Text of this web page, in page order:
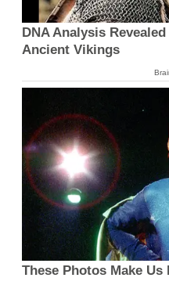
DNA Analysis
Ancient Vikings
These Photos Make